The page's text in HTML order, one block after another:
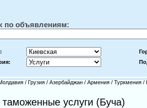
по объявлениям:
/ Грузия / Азербайджан / Армения / Туркмения /
таможенные услуги (Буча)